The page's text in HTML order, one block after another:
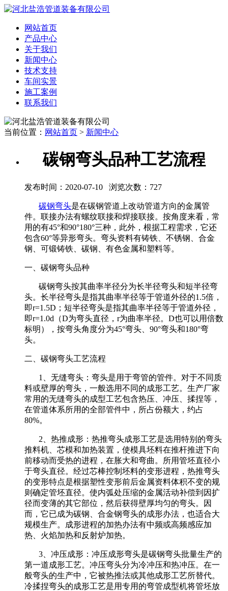
网站首页
产品中心
关于我们
新闻中心
技术支持
车间实景
施工案例
联系我们
当前位置： 网站首页 > 新闻中心
碳钢弯头品种工艺流程
发布时间：2020-07-10 浏览次数： 727
碳钢弯头是在碳钢管道上改动管道方向的金属管
件。联接办法有螺纹联接和焊接联接。按角度来看，常
用的有45°和90°180°三种，此外，根据工程需求，它还
包含60°等异形弯头。弯头资料有铸铁、不锈钢、合金
钢、可锻铸铁、碳钢、有色金属和塑料等。
一、碳钢弯头品种
碳钢弯头按其曲率半径分为长半径弯头和短半径弯
头。长半径弯头是指其曲率半径等于管道外径的1.5倍，
即r=1.5D；短半径弯头是指其曲率半径等于管道外径，
即r=1.0d（D为弯头直径，r为曲率半径。D也可以用倍数
标明），按弯头角度分为45°弯头、90°弯头和180°弯
头。
二、碳钢弯头工艺流程
1、无缝弯头：弯头是用于弯管的管件。对于不同质
料或壁厚的弯头，一般选用不同的成形工艺。生产厂家
常用的无缝弯头的成型工艺包含热压、冲压、揉捏等，
在管道体系所用的全部管件中，所占份额大，约占
80%。
2、热推成形：热推弯头成形工艺是选用特别的弯头
推料机、芯模和加热装置，使模具坯料在推杆推进下向
前移动而受热的进程，在胀大和弯曲。所用管坯直径小
于弯头直径。经过芯棒控制坯料的变形进程，热推弯头
的变形特点是根据塑性变形前后金属资料体积不变的规
则确定管坯直径。使内弧处压缩的金属活动补偿到因扩
径而变薄的其它部位，然后获得壁厚均匀的弯头。因
而，它已成为碳钢、合金钢弯头的成形办法，也适合大
规模生产。成形进程的加热办法有中频或高频感应加
热、火焰加热和反射炉加热。
3、冲压成形：冲压成形弯头是碳钢弯头批量生产的
第一道成形工艺。冲压弯头分为冷冲压和热冲压。在一
般弯头的生产中，它被热推法或其他成形工艺所替代。
冷揉捏弯头的成形工艺是用专用的弯管成型机将管坯放